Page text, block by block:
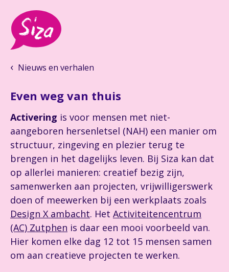
Nieuws en verhalen
Even weg van thuis
Activering is voor mensen met niet-
aangeboren hersenletsel (NAH) een manier om
structuur, zingeving en plezier terug te
brengen in het dagelijks leven. Bij Siza kan dat
op allerlei manieren: creatief bezig zijn,
samenwerken aan projecten, vrijwilligerswerk
doen of meewerken bij een werkplaats zoals
Design X ambacht. Het Activiteitencentrum
(AC) Zutphen is daar een mooi voorbeeld van.
Hier komen elke dag 12 tot 15 mensen samen
om aan creatieve projecten te werken.